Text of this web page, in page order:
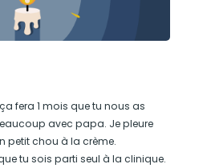
fera 1 mois que tu nous as
avec papa. Je pleure
petit chou à la crème.
tu sois parti seul à la clinique.